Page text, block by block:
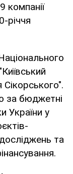
компанії
річчя
Сікорського".
за бюджетні
України у
та